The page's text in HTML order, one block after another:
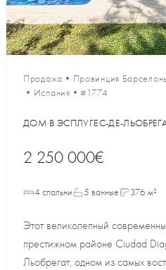
Продажа • Провинция
• Испания •#1774
ДОМ В ЭСПЛУГЕС-ДЕ-
2 250 000€
4 спальни 5 ванные 376 м²
Этот великолепный
престижном районе Ciudad
Льобрегат, одном из самых